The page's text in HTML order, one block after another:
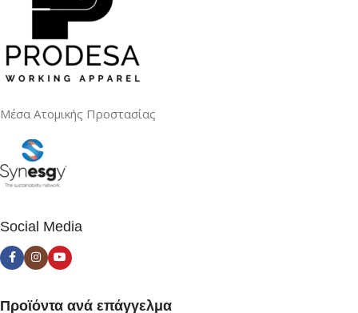
Μέσα Ατομικής Προστασίας
Social Media
Προϊόντα ανά επάγγελμα